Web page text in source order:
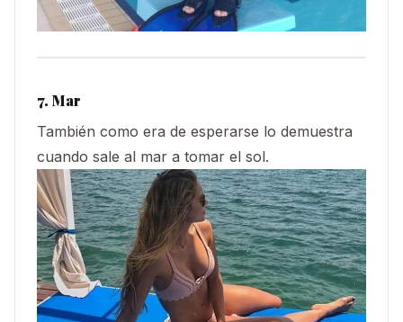
7. Mar
También como era de esperarse lo demuestra
cuando sale al mar a tomar el sol.